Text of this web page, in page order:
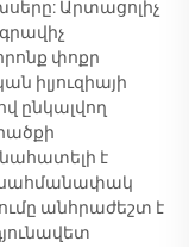
Արտացոլիչ
փոքր
իլյուզիայի
ընկալվող
է
սահմանափակ
անհրաժեշտ է